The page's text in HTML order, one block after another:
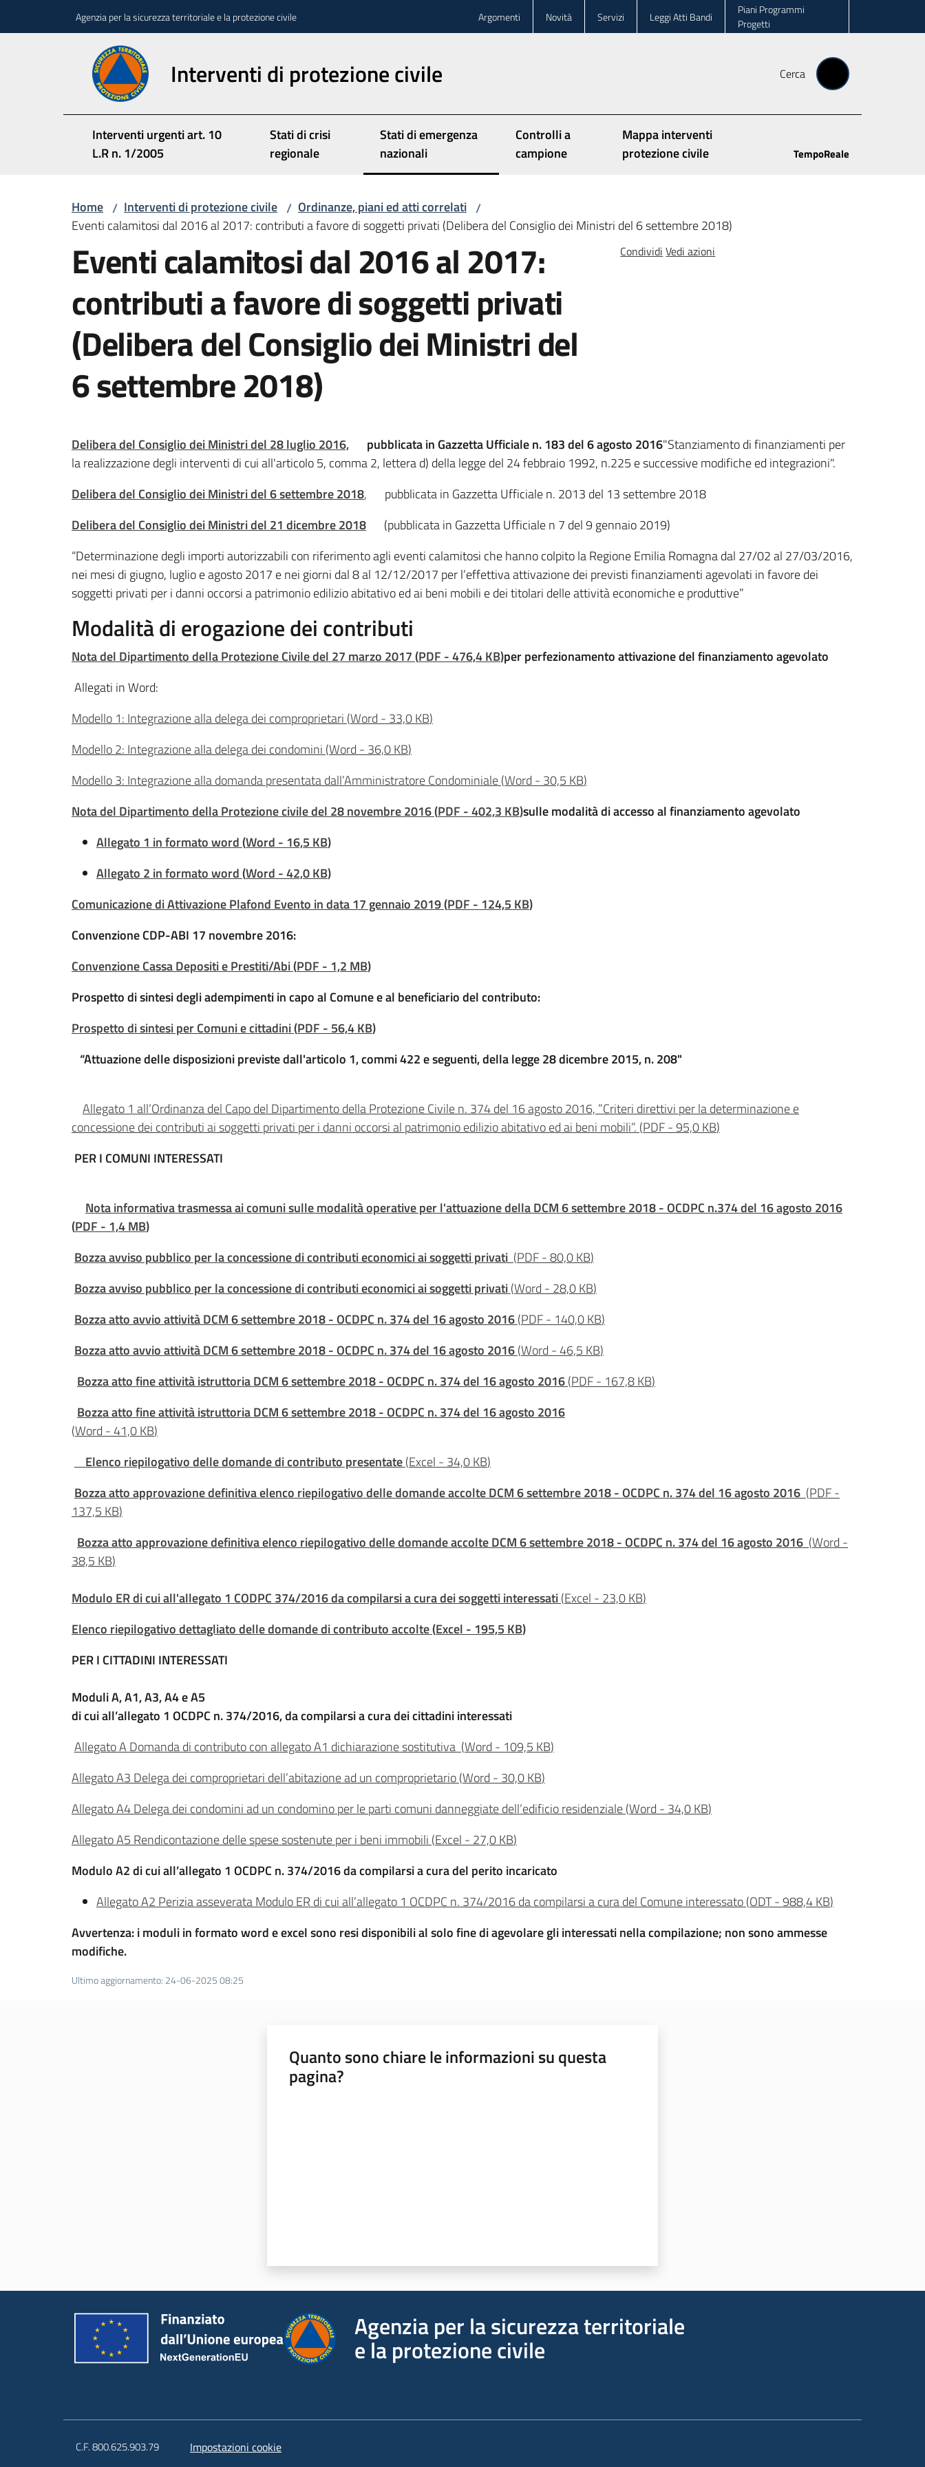
Agenzia per la sicurezza territoriale e la protezione civile Argomenti Novità Servizi Leggi Atti Bandi
Piani Programmi
Progetti
Interventi di protezione civile Cerca
Interventi urgenti art. 10
L.R n. 1/2005
Stati di crisi
regionale
Stati di emergenza
nazionali
Menu selezionato
Controlli a
campione
Mappa interventi
protezione civile
TempoReale
Home / Interventi di protezione civile / Ordinanze, piani ed atti correlati /
Eventi calamitosi dal 2016 al 2017: contributi a favore di soggetti privati (Delibera del Consiglio dei Ministri del 6 settembre 2018)
Eventi calamitosi dal 2016 al 2017:
contributi a favore di soggetti privati
(Delibera del Consiglio dei Ministri del
6 settembre 2018)
Condividi Vedi azioni
Delibera del Consiglio dei Ministri del 28 luglio 2016, pubblicata in Gazzetta Ufficiale n. 183 del 6 agosto 2016"Stanziamento di finanziamenti per
la realizzazione degli interventi di cui all'articolo 5, comma 2, lettera d) della legge del 24 febbraio 1992, n.225 e successive modifiche ed integrazioni".
Delibera del Consiglio dei Ministri del 6 settembre 2018,
pubblicata in Gazzetta Ufficiale n. 2013 del 13 settembre 2018
Delibera del Consiglio dei Ministri del 21 dicembre 2018
(pubblicata in Gazzetta Ufficiale n 7 del 9 gennaio 2019)
“Determinazione degli importi autorizzabili con riferimento agli eventi calamitosi che hanno colpito la Regione Emilia Romagna dal 27/02 al 27/03/2016,
nei mesi di giugno, luglio e agosto 2017 e nei giorni dal 8 al 12/12/2017 per l’effettiva attivazione dei previsti finanziamenti agevolati in favore dei
soggetti privati per i danni occorsi a patrimonio edilizio abitativo ed ai beni mobili e dei titolari delle attività economiche e produttive”
Modalità di erogazione dei contributi
Nota del Dipartimento della Protezione Civile del 27 marzo 2017(PDF -476,4 KB)per perfezionamento attivazione del finanziamento agevolato
Allegati in Word:
Modello 1: Integrazione alla delega dei comproprietari (Word - 33,0 KB)
Modello 2: Integrazione alla delega dei condomini (Word - 36,0 KB)
Modello 3: Integrazione alla domanda presentata dall’Amministratore Condominiale(Word - 30,5 KB)
Nota del Dipartimento della Protezione civile del 28 novembre 2016(PDF -402,3 KB)sulle modalità di accesso al finanziamento agevolato
Allegato 1 in formato word(Word - 16,5 KB)
Allegato 2 in formato word(Word -42,0 KB)
Comunicazione di Attivazione Plafond Evento in data 17 gennaio 2019(PDF - 124,5 KB)
Convenzione CDP-ABI 17 novembre 2016:
Convenzione Cassa Depositi e Prestiti/Abi(PDF - 1,2 MB)
Prospetto di sintesi degli adempimenti in capo al Comune e al beneficiario del contributo:
Prospetto di sintesi per Comuni e cittadini(PDF - 56,4 KB)
“Attuazione delle disposizioni previste dall'articolo 1, commi 422 e seguenti, della legge 28 dicembre 2015, n. 208"
Allegato 1 all’Ordinanza del Capo del Dipartimento della Protezione Civile n. 374 del 16 agosto 2016, ”Criteri direttivi per la determinazione e
concessione dei contributi ai soggetti privati per i danni occorsi al patrimonio edilizio abitativo ed ai beni mobili”. (PDF-95,0 KB)
PER I COMUNI INTERESSATI
Nota informativa trasmessa ai comuni sulle modalità operative per l'attuazione della DCM 6 settembre 2018 - OCDPC n.374 del 16 agosto 2016
(PDF - 1,4 MB)
Bozza avviso pubblico per la concessione di contributi economici ai soggetti privati (PDF-80,0 KB)
Bozza avviso pubblico per la concessione di contributi economici ai soggetti privati(Word - 28,0 KB)
Bozza atto avvio attività DCM 6 settembre 2018 - OCDPC n. 374 del 16 agosto 2016(PDF- 140,0 KB)
Bozza atto avvio attività DCM 6 settembre 2018 - OCDPC n. 374 del 16 agosto 2016(Word -46,5 KB)
Bozza atto fine attività istruttoria DCM 6 settembre 2018 - OCDPC n. 374 del 16 agosto 2016(PDF- 167,8 KB)
Bozza atto fine attività istruttoria DCM 6 settembre 2018 - OCDPC n. 374 del 16 agosto 2016
(Word -41,0 KB)
Elenco riepilogativo delle domande di contributo presentate(Excel - 34,0 KB)
Bozza atto approvazione definitiva elenco riepilogativo delle domande accolte DCM 6 settembre 2018 - OCDPC n. 374 del 16 agosto 2016 (PDF-
137,5 KB)
Bozza atto approvazione definitiva elenco riepilogativo delle domande accolte DCM 6 settembre 2018 - OCDPC n. 374 del 16 agosto 2016 (Word -
38,5 KB)
Modulo ER di cui all'allegato 1 CODPC 374/2016 da compilarsi a cura dei soggetti interessati(Excel - 23,0 KB)
Elenco riepilogativo dettagliato delle domande di contributo accolte(Excel - 195,5 KB)
PER I CITTADINI INTERESSATI
Moduli A, A1, A3, A4 e A5
di cui all’allegato 1 OCDPC n. 374/2016, da compilarsi a cura dei cittadini interessati
Allegato A Domanda di contributo con allegato A1 dichiarazione sostitutiva (Word - 109,5 KB)
Allegato A3 Delega dei comproprietari dell’abitazione ad un comproprietario(Word - 30,0 KB)
Allegato A4 Delega dei condomini ad un condomino per le parti comuni danneggiate dell’edificio residenziale(Word - 34,0 KB)
Allegato A5 Rendicontazione delle spese sostenute per i beni immobili (Excel - 27,0 KB)
Modulo A2 di cui all’allegato 1 OCDPC n. 374/2016 da compilarsi a cura del perito incaricato
Allegato A2 Perizia asseverata Modulo ER di cui all’allegato 1 OCDPC n. 374/2016 da compilarsi a cura del Comune interessato(ODT-988,4 KB)
Avvertenza: i moduli in formato word e excel sono resi disponibili al solo fine di agevolare gli interessati nella compilazione; non sono ammesse
modifiche.
Ultimo aggiornamento: 24-06-2025 08:25
Quanto sono chiare le informazioni su questa
pagina?
Agenzia per la sicurezza territoriale
e la protezione civile
C.F. 800.625.903.79 Impostazioni cookie